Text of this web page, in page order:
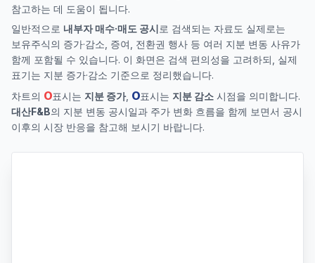
참고하는 데 도움이 됩니다.
일반적으로 내부자 매수·매도 공시로 검색되는 자료도 실제로는
보유주식의 증가·감소, 증여, 전환권 행사 등 여러 지분 변동 사유가
함께 포함될 수 있습니다. 이 화면은 검색 편의성을 고려하되, 실제
표기는 지분 증가·감소 기준으로 정리했습니다.
차트의 O표시는 지분 증가, O표시는 지분 감소 시점을 의미합니다.
대산F&B의 지분 변동 공시일과 주가 변화 흐름을 함께 보면서 공시
이후의 시장 반응을 참고해 보시기 바랍니다.